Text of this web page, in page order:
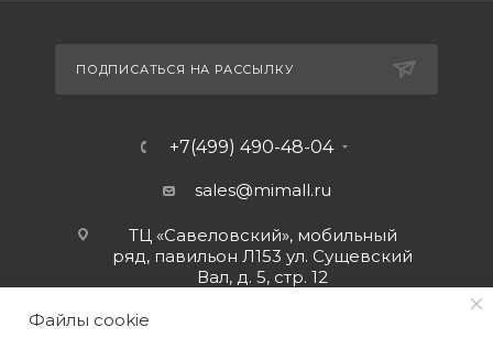
ПОДПИСАТЬСЯ НА РАССЫЛКУ
+7(499) 490-48-04
sales@mimall.ru
ТЦ «Савеловский», мобильный
ряд, павильон Л153 ул. Сущевский
Вал, д. 5, стр. 12
Файлы cookie